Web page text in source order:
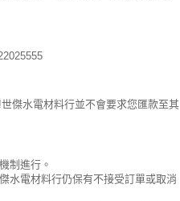
傑水電材料行並不會要求您匯款至其
制進行。
水電材料行仍保有不接受訂單或取消